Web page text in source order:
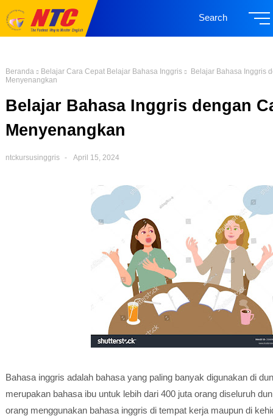
Search
Beranda Belajar Cara Cepat Belajar Bahasa Inggris
Belajar Bahasa Inggris
Menyenangkan
Belajar Bahasa Inggris dengan
Menyenangkan
ntckursusinggris April 15, 2024
Bahasa inggris adalah bahasa yang paling banyak digunakan di
merupakan bahasa ibu untuk lebih dari 400 juta orang diseluruh
orang menggunakan bahasa inggris di tempat kerja maupun di